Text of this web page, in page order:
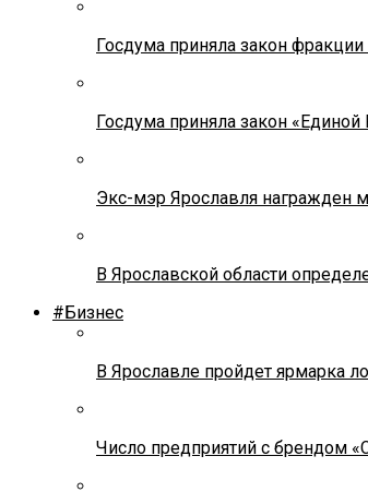
Госдума приняла закон
Госдума приняла закон
Экс-мэр Ярославля
В Ярославской области
#Бизнес
В Ярославле пройдет ярмарка
Число предприятий с брендом